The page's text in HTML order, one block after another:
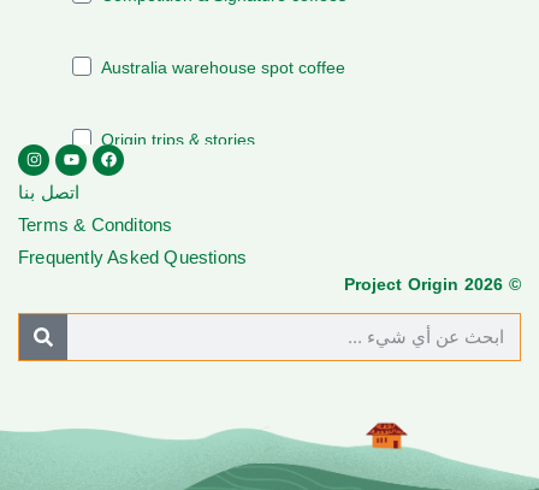
اتصل بنا
Terms & Conditons
Frequently Asked Questions
© Project Origin 2026